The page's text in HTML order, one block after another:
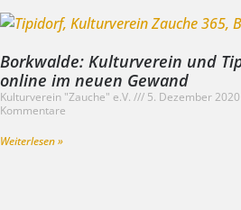
Borkwalde: Kulturverein und
online im neuen Gewand
Kulturverein "Zauche" e.V. 5. Dezember
Kommentare
Weiterlesen »